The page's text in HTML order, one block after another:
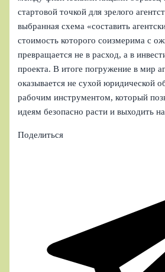
стартовой точкой для зрелого
выбранная схема «составить
стоимость которого соизмерима с
превращается не в расход, а в
проекта. В итоге погружение в мир
оказывается не сухой юридической
рабочим инструментом, который
идеям безопасно расти и выходить
Поделиться